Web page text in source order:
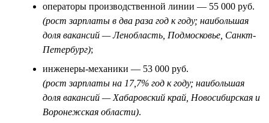
операторы производственной линии — 55 000 руб.
(рост зарплаты в два раза год к году; наибольшая
доля вакансий — Ленобласть, Подмосковье, Санкт-
Петербург);
инженеры-механики — 53 000 руб.
(рост зарплаты на 17,7% год к году; наибольшая
доля вакансий — Хабаровский край, Новосибирская и
Воронежская области).